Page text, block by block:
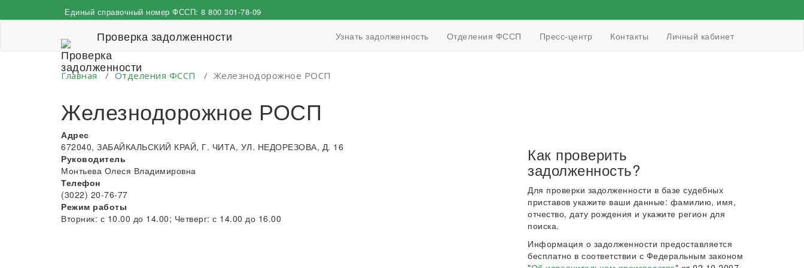
к
Единый справочный номер ФССП: 8 800 301-78-09
Проверка задолженности Узнать задолженность Отделения ФССП Пресс-центр Контакты Личный кабинет
Главная / Отделения ФССП / Железнодорожное РОСП
Железнодорожное РОСП
Адрес
672040, ЗАБАЙКАЛЬСКИЙ КРАЙ, Г. ЧИТА, УЛ. НЕДОРЕЗОВА, Д. 16
Руководитель
Монтьева Олеся Владимировна
Телефон
(3022) 20-76-77
Режим работы
Вторник: с 10.00 до 14.00; Четверг: с 14.00 до 16.00
Как проверить
задолженность?
Для проверки задолженности в базе судебных
приставов укажите ваши данные: фамилию, имя,
отчество, дату рождения и укажите регион для
поиска.
Информация о задолженности предоставляется
бесплатно в соответствии с Федеральным законом